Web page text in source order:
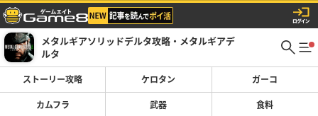
メタルギアソリッドデルタ攻略・メタルギアデ
ルタ
ストーリー攻略 ケロタン ガーコ
カムフラ 武器 食料